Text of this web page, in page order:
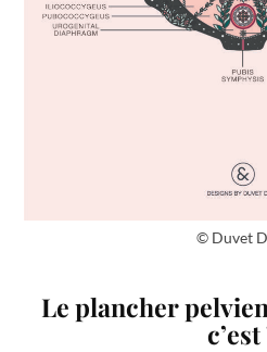
© Duvet
Le plancher
c’est